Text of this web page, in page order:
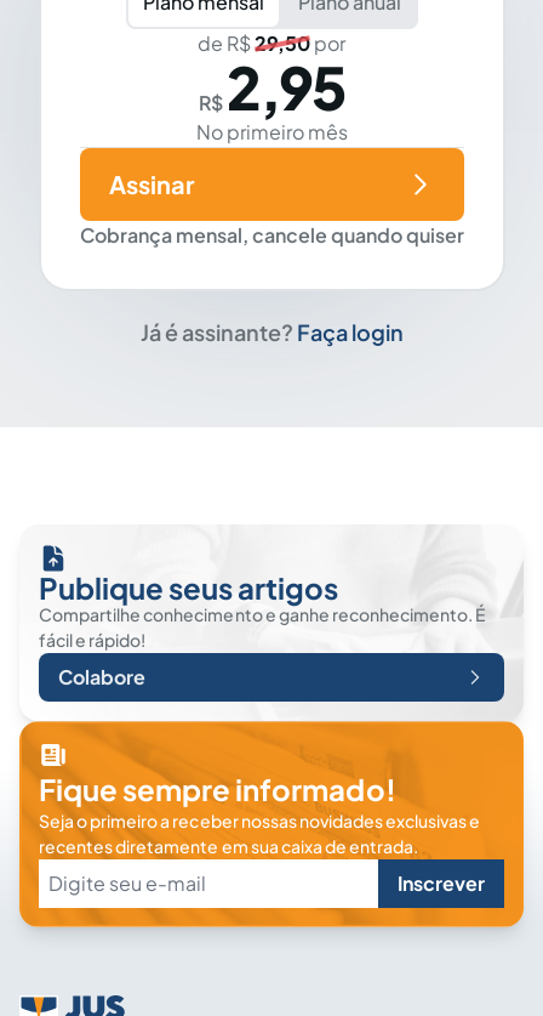
de R$29,50por
R$ 2,95
No primeiro mês
Cobrança mensal, cancele quando quiser
Assinar
Já é assinante? Faça login
Publique seus artigos
Compartilhe conhecimento e ganhe reconhecimento. É
fácil e rápido!
Colabore
Fique sempre informado!
Seja o primeiro a receber nossas novidades exclusivas e
recentes diretamente em sua caixa de entrada.
Inscrever